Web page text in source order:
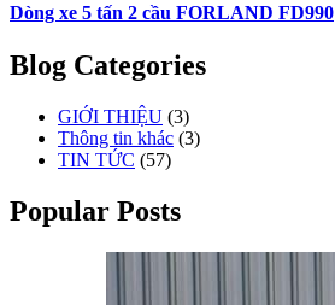
Dòng xe 5 tấn 2 cầu FORLAND FD990
Blog Categories
GIỚI THIỆU (3)
Thông tin khác (3)
TIN TỨC (57)
Popular Posts